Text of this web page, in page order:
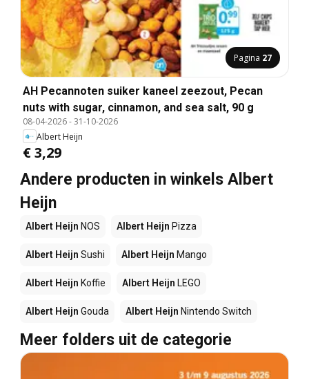
Pagina 27
AH Pecannoten suiker kaneel zeezout, Pecan
nuts with sugar, cinnamon, and sea salt, 90 g
08-04-2026-31-10-2026
Albert Heijn
€ 3,29
Andere producten in winkels Albert
Heijn
Albert Heijn NOS Albert Heijn Pizza
Albert Heijn Sushi Albert Heijn Mango
Albert Heijn Koffie Albert Heijn LEGO
Albert Heijn Gouda Albert Heijn Nintendo Switch
Meer folders uit de categorie